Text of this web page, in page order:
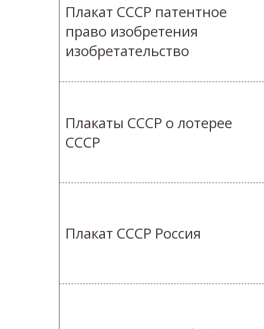
Плакат СССР патентное
право изобретения
изобретательство
Плакаты СССР о лотерее
СССР
Плакат СССР Россия